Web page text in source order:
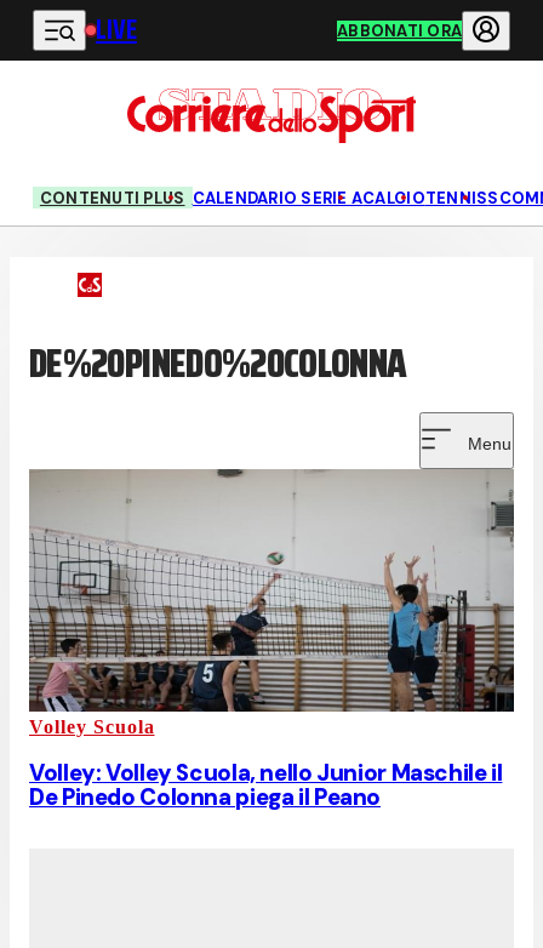
Vai al contenuto principale
LIVE ABBONATI ORA
CONTENUTI PLUS CALENDARIO SERIE ACALCIOTENNIS
DE%20PINEDO%20COLONNA
Menu
Volley Scuola
Volley: Volley Scuola, nello Junior Maschile il
De Pinedo Colonna piega il Peano